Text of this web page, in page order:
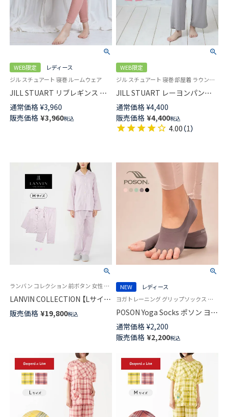
WEB限定
レディース
ジル スチュアート 寝巻 ルームウェア
JILL STUART リブレギンス ル
ームウェア レディース
93140003
通常価格 ¥3,960
販売価格 ¥3,960税込
WEB限定
ジル スチュアート 寝巻 部屋着 ラウンジウェア
JILL STUART レーヨンパンツ
ロングワイドパンツ ルームウェ
ア レディース 93140002
通常価格 ¥4,400
販売価格 ¥4,400税込
4.00（1）
ランバン コレクション 前ボタン 女性 婦人 部屋着
LANVIN COLLECTION 【Lサイ
ズ】綿100％ ふんわり柔らかい
先染め2重ガーゼ レジュールス
販売価格 ¥19,800税込
NEW
レディース
ヨガトレーニング グリップソックス 女性 プレゼント ギフト
POSON Yoga Socks ポソン ヨガ
ソックス つま先なし フットカ
バー カバーソックス レディー
ス 90301034
通常価格 ¥2,200
販売価格 ¥2,200税込